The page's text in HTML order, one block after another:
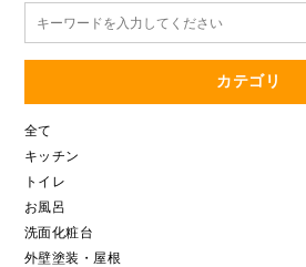
カテゴリ
全て
キッチン
トイレ
お風呂
洗面化粧台
外壁塗装・屋根